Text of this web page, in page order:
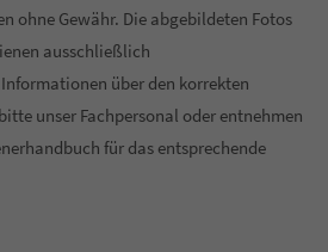
ohne Gewähr. Die abgebildeten Fotos
ausschließlich
über den korrekten
unser Fachpersonal oder entnehmen
für das entsprechende